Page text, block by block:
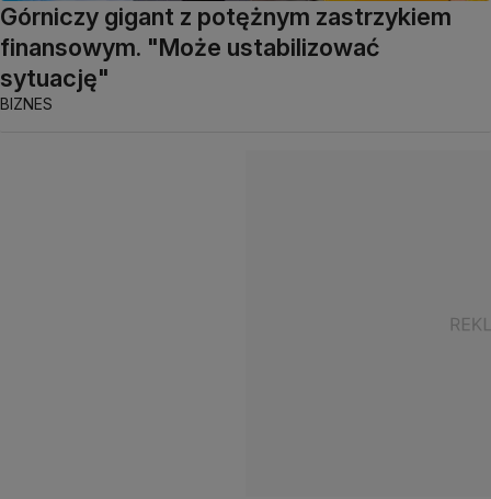
Górniczy gigant z potężnym zastrzykiem
finansowym. "Może ustabilizować
sytuację"
BIZNES